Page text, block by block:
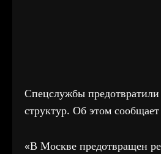
Спецслужбы предотвратили
структур. Об этом
«В Москве предотвращен